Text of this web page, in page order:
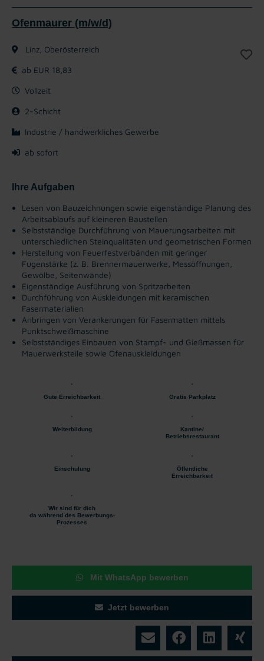
Ofenmaurer (m/w/d)
Linz, Oberösterreich
ab EUR 18,83
Vollzeit
2-Schicht
Industrie / handwerkliches Gewerbe
ab sofort
Ihre Aufgaben
Lesen von Bauzeichnungen sowie eigenständige Planung des
Arbeitsablaufs auf kleineren Baustellen
Selbstständige Durchführung von Mauerungsarbeiten mit
unterschiedlichen Steinqualitäten und geometrischen Formen
Herstellung von Feuerfestverbänden mit geringer
Fugenstärke (z. B. Brennermauerwerke, Messöffnungen,
Gewölbe, Seitenwände)
Eigenständige Ausführung von Spritzarbeiten
Durchführung von Auskleidungen mit keramischen
Fasermaterialien
Anbringen von Verankerungen für Fasermatten mittels
Punktschweißmaschine
Selbstständiges Einbauen von Stampf- und Gießmassen für
Mauerwerksteile sowie Ofenauskleidungen
Gute Erreichbarkeit Gratis Parkplatz
Weiterbildung
Kantine/
Betriebsrestaurant
Einschulung
Öffentliche
Erreichbarkeit
Wir sind für dich
da während des Bewerbungs-
Prozesses
Mit WhatsApp bewerben
Jetzt bewerben